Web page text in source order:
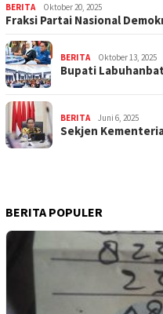
BERITA Oktober 20, 2025
Fraksi Partai Nasional
BERITA Oktober 13, 2025
Bupati
BERITA Juni 6, 2025
Sekjen
BERITA POPULER